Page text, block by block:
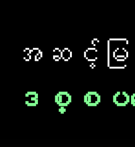
အဆင့်မ
ဒစ္စပလ